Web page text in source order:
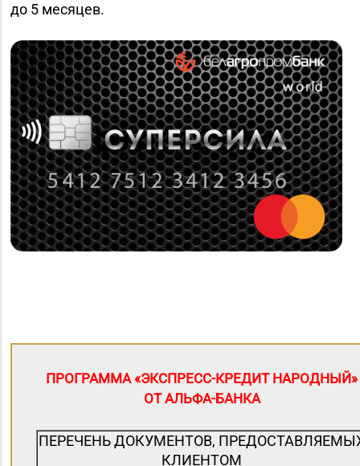
до 5 месяцев.
ПРОГРАММА «ЭКСПРЕСС-КРЕДИТ НАРОДНЫЙ»
ОТ АЛЬФА-БАНКА
ПЕРЕЧЕНЬ ДОКУМЕНТОВ,
КЛИЕНТОМ